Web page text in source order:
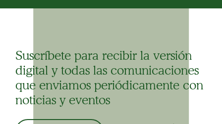
Suscríbete para recibir la versión
digital y todas las comunicaciones
que enviamos periódicamente con
noticias y eventos